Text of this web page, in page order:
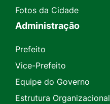
Fotos da Cidade
Administração
Prefeito
Vice-Prefeito
Equipe do Governo
Estrutura Organizacional